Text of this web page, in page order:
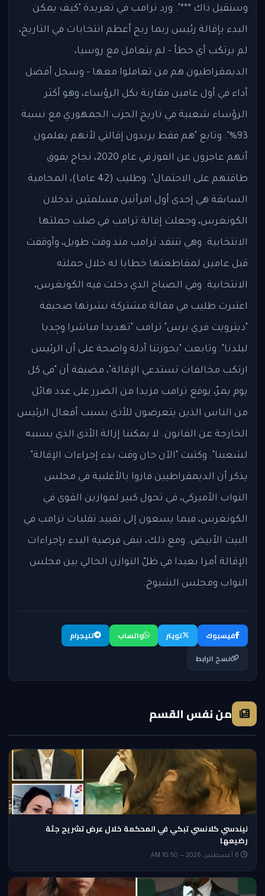
وسنقيل ذاك ***". ورد ترامب في تغريدة "كيف يمكن
البدء بإقالة رئيس ربما ربح أعظم انتخابات في التاريخ،
لم يرتكب أي خطأ - لم يتعامل مع روسيا،
الديمقراطيون هم من تعاملوا معها - وسجل أفضل
أداء في أول عامين مقارنة بكل الرؤساء، وهو أكثر
الرؤساء شعبية في تاريخ الحزب الجمهوري مع نسبة
93%". وتابع "هم فقط يريدون إقالتي لأنهم يعلمون
أنهم عاجزون عن الفوز في عام 2020، نجاح يفوق
طاقتهم على الاحتمال". وطليب (42 عاما)، المحامية
السابقة هي إحدى أول امرأتين مسلمتين تدخلان
الكونغرس، وجعلت إقالة ترامب في صلب حملتها
الانتخابية. وهي تنتقد ترامب منذ وقت طويل، وأوقفت
قبل عامين لمقاطعتها خطابا له خلال حملته
الانتخابية. وفي الصباح الذي دخلت فيه الكونغرس،
اعتبرت طليب في مقالة مشتركة نشرتها صحيفة
"ديترويت فري برس" ترامب "تهديدا مباشرا وجِديا
لبلدنا". وتابعت "بحوزتنا أدلة واضحة على أن الرئيس
ارتكب مخالفات تستدعي الإقالة"، مضيفة أن "في كل
يوم يمرّ، يوقع ترامب مزيدا من الضرر على عدد هائل
من الناس الذين يتعرضون للأذى بسبب أفعال الرئيس
الخارجة عن القانون. لا يمكننا إزالة الأذى الذي يسببه
لشعبنا". وكتبت "الآن حان وقت بدء إجراءات الإقالة".
يذكر أن الديمقراطيين فازوا بالأغلبية في مجلس
النواب الأميركي، في تحول كبير لموازين القوى في
الكونغرس، فيما يسعون إلى تقييد تقلبات ترامب في
البيت الأبيض. ومع ذلك، تبقى فرضية البدء بإجراءات
الإقالة أمرا بعيدا في ظلّ التوازن الحالي بين مجلس
النواب ومجلس الشيوخ.
فيسبوك تويتر واتساب
تليجرام
نسخ الرابط
من نفس القسم
ليندسي كلانسي تبكي في المحكمة خلال عرض تشريح جثة
رضيعها